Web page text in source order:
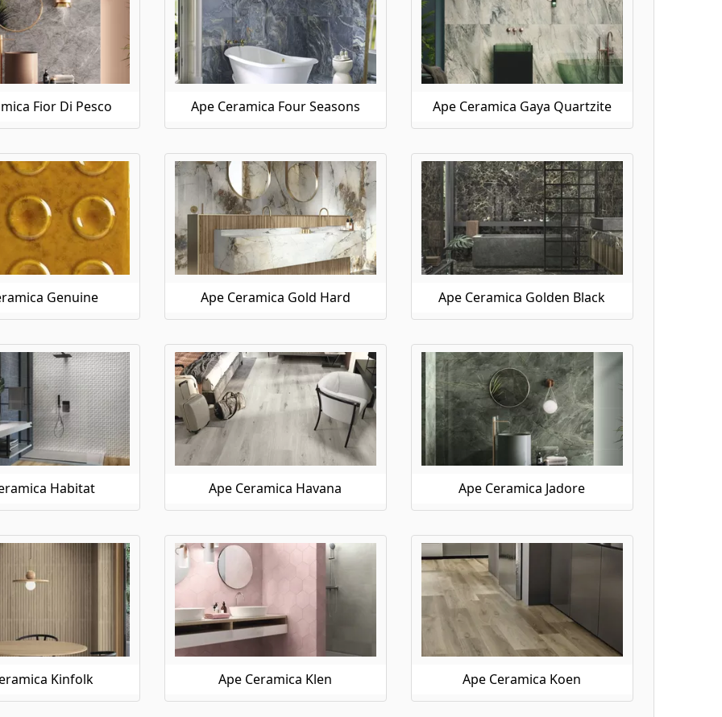
Fior Di Pesco Ape Ceramica Four Seasons Ape Ceramica Gaya Quartzite
Genuine Ape Ceramica Gold Hard Ape Ceramica Golden Black
Habitat Ape Ceramica Havana Ape Ceramica Jadore
Kinfolk Ape Ceramica Klen Ape Ceramica Koen